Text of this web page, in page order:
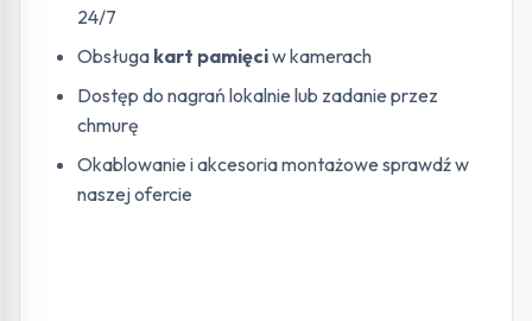
24/7
Obsługa kart pamięciw kamerach
Dostęp do nagrań lokalnie lub zadanie przez
chmurę
Okablowanie i akcesoria montażowe sprawdź w
naszej ofercie